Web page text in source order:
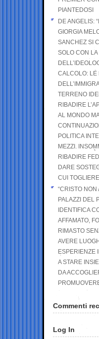
PIANTEDOSI
DE ANGELIS:
GIORGIA
SANCHEZ SI
SOLO CON
CALCOLO: LE
TERRENO
RIBADIRE
AL MONDO
POLITICA
MEZZI.
RIBADIRE
DARE
CUI
“CRISTO NON
PALAZZI DEL
IDENTIFICA
AFFAMATO,
RIMASTO
AVERE
ESPERIENZE
A STARE
DA
Commenti
Log In